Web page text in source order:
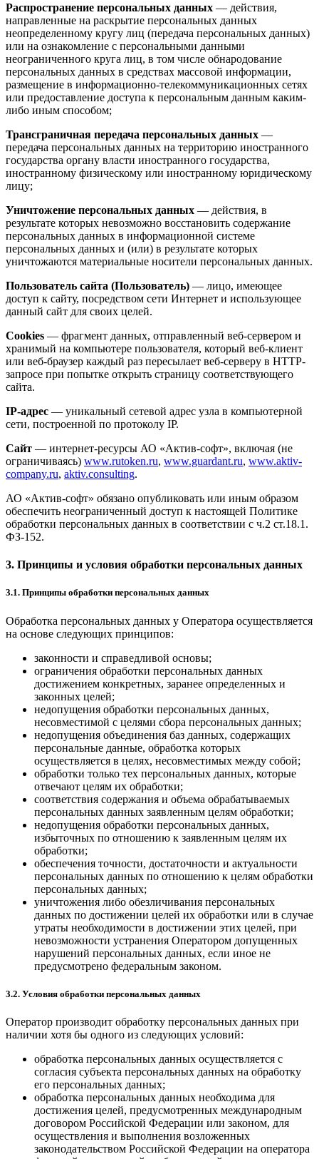
Распространение персональных данных — действия,
направленные на раскрытие персональных данных
неопределенному кругу лиц (передача персональных данных)
или на ознакомление с персональными данными
неограниченного круга лиц, в том числе обнародование
персональных данных в средствах массовой информации,
размещение в информационно-телекоммуникационных сетях
или предоставление доступа к персональным данным каким-
либо иным способом;
Трансграничная передача персональных данных —
передача персональных данных на территорию иностранного
государства органу власти иностранного государства,
иностранному физическому или иностранному юридическому
лицу;
Уничтожение персональных данных — действия, в
результате которых невозможно восстановить содержание
персональных данных в информационной системе
персональных данных и (или) в результате которых
уничтожаются материальные носители персональных данных.
Пользователь сайта (Пользователь) — лицо, имеющее
доступ к сайту, посредством сети Интернет и использующее
данный сайт для своих целей.
Cookies — фрагмент данных, отправленный веб-сервером и
хранимый на компьютере пользователя, который веб-клиент
или веб-браузер каждый раз пересылает веб-серверу в HTTP-
запросе при попытке открыть страницу соответствующего
сайта.
IP-адрес — уникальный сетевой адрес узла в компьютерной
сети, построенной по протоколу IP.
Сайт — интернет-ресурсы АО «Актив-софт», включая (не
ограничиваясь) www.rutoken.ru, www.guardant.ru, www.aktiv-
company.ru, aktiv.consulting.
АО «Актив-софт» обязано опубликовать или иным образом
обеспечить неограниченный доступ к настоящей Политике
обработки персональных данных в соответствии с ч.2 ст.18.1.
ФЗ-152.
3. Принципы и условия обработки персональных данных
3.1. Принципы обработки персональных данных
Обработка персональных данных у Оператора осуществляется
на основе следующих принципов:
законности и справедливой основы;
ограничения обработки персональных данных
достижением конкретных, заранее определенных и
законных целей;
недопущения обработки персональных данных,
несовместимой с целями сбора персональных данных;
недопущения объединения баз данных, содержащих
персональные данные, обработка которых
осуществляется в целях, несовместимых между собой;
обработки только тех персональных данных, которые
отвечают целям их обработки;
соответствия содержания и объема обрабатываемых
персональных данных заявленным целям обработки;
недопущения обработки персональных данных,
избыточных по отношению к заявленным целям их
обработки;
обеспечения точности, достаточности и актуальности
персональных данных по отношению к целям обработки
персональных данных;
уничтожения либо обезличивания персональных
данных по достижении целей их обработки или в случае
утраты необходимости в достижении этих целей, при
невозможности устранения Оператором допущенных
нарушений персональных данных, если иное не
предусмотрено федеральным законом.
3.2. Условия обработки персональных данных
Оператор производит обработку персональных данных при
наличии хотя бы одного из следующих условий:
обработка персональных данных осуществляется с
согласия субъекта персональных данных на обработку
его персональных данных;
обработка персональных данных необходима для
достижения целей, предусмотренных международным
договором Российской Федерации или законом, для
осуществления и выполнения возложенных
законодательством Российской Федерации на оператора